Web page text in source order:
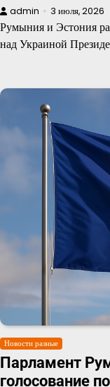
admin 3 июля, 2026
Румыния и Эстония
над Украиной
Новости разные
Парламент
голосование